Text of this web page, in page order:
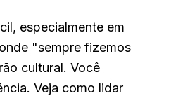
especialmente em
"sempre fizemos
cultural. Você
Veja como lidar